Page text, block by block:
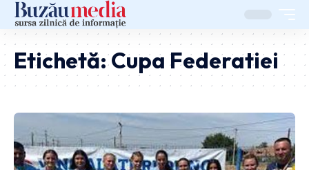
Etichetă:Cupa Federatiei